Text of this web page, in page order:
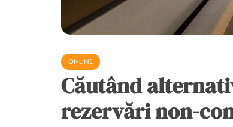
ONLINE
Căutând
rezervări non-